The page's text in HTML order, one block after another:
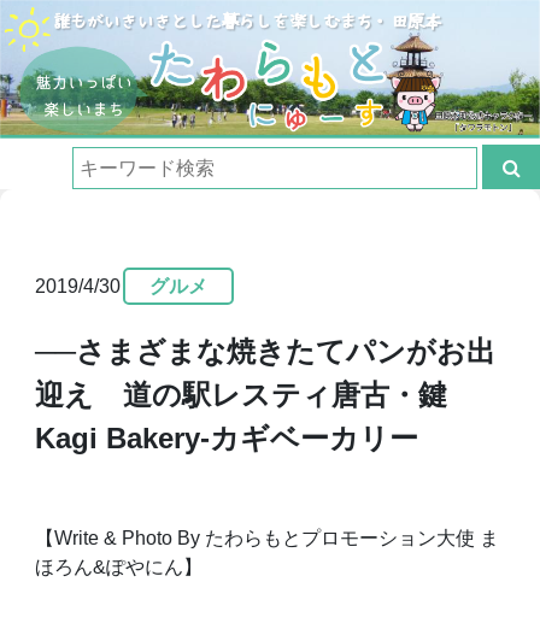
2019/4/30 グルメ
──さまざまな焼きたてパンがお出
迎え 道の駅レスティ唐古・鍵
Kagi Bakery-カギベーカリー
【Write & Photo By たわらもとプロモーション大使 ま
ほろん&ぽやにん】